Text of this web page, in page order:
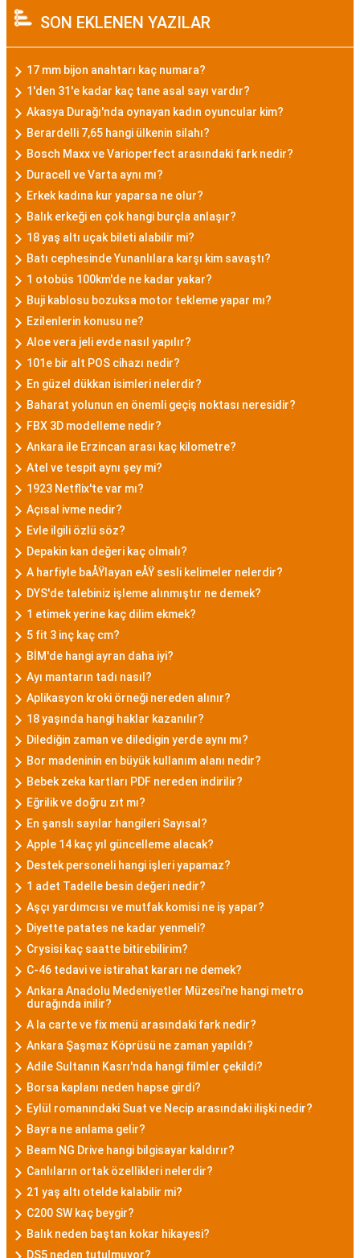
SON EKLENEN YAZILAR
17 mm bijon anahtarı kaç numara?
1'den 31'e kadar kaç tane asal sayı vardır?
Akasya Durağı'nda oynayan kadın oyuncular kim?
Berardelli 7,65 hangi ülkenin silahı?
Bosch Maxx ve Varioperfect arasındaki fark nedir?
Duracell ve Varta aynı mı?
Erkek kadına kur yaparsa ne olur?
Balık erkeği en çok hangi burçla anlaşır?
18 yaş altı uçak bileti alabilir mi?
Batı cephesinde Yunanlılara karşı kim savaştı?
1 otobüs 100km'de ne kadar yakar?
Buji kablosu bozuksa motor tekleme yapar mı?
Ezilenlerin konusu ne?
Aloe vera jeli evde nasıl yapılır?
101e bir alt POS cihazı nedir?
En güzel dükkan isimleri nelerdir?
Baharat yolunun en önemli geçiş noktası neresidir?
FBX 3D modelleme nedir?
Ankara ile Erzincan arası kaç kilometre?
Atel ve tespit aynı şey mi?
1923 Netflix'te var mı?
Açısal ivme nedir?
Evle ilgili özlü söz?
Depakin kan değeri kaç olmalı?
A harfiyle baÅŸlayan eÅŸ sesli kelimeler nelerdir?
DYS'de talebiniz işleme alınmıştır ne demek?
1 etimek yerine kaç dilim ekmek?
5 fit 3 inç kaç cm?
BİM'de hangi ayran daha iyi?
Ayı mantarın tadı nasıl?
Aplikasyon kroki örneği nereden alınır?
18 yaşında hangi haklar kazanılır?
Dilediğin zaman ve diledigin yerde aynı mı?
Bor madeninin en büyük kullanım alanı nedir?
Bebek zeka kartları PDF nereden indirilir?
Eğrilik ve doğru zıt mı?
En şanslı sayılar hangileri Sayısal?
Apple 14 kaç yıl güncelleme alacak?
Destek personeli hangi işleri yapamaz?
1 adet Tadelle besin değeri nedir?
Aşçı yardımcısı ve mutfak komisi ne iş yapar?
Diyette patates ne kadar yenmeli?
Crysisi kaç saatte bitirebilirim?
C-46 tedavi ve istirahat kararı ne demek?
Ankara Anadolu Medeniyetler Müzesi'ne hangi metro
durağında inilir?
A la carte ve fix menü arasındaki fark nedir?
Ankara Şaşmaz Köprüsü ne zaman yapıldı?
Adile Sultanın Kasrı'nda hangi filmler çekildi?
Borsa kaplanı neden hapse girdi?
Eylül romanındaki Suat ve Necip arasındaki ilişki nedir?
Bayra ne anlama gelir?
Beam NG Drive hangi bilgisayar kaldırır?
Canlıların ortak özellikleri nelerdir?
21 yaş altı otelde kalabilir mi?
C200 SW kaç beygir?
Balık neden baştan kokar hikayesi?
DS5 neden tutulmuyor?